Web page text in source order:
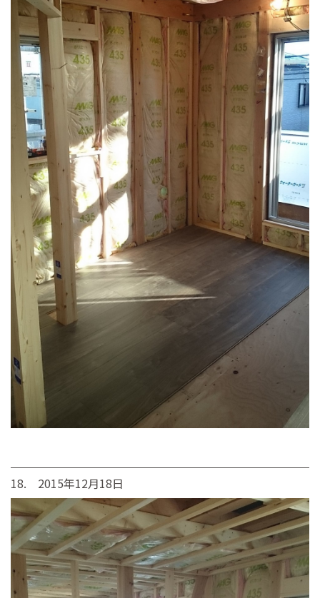
18. 2015年12月18日